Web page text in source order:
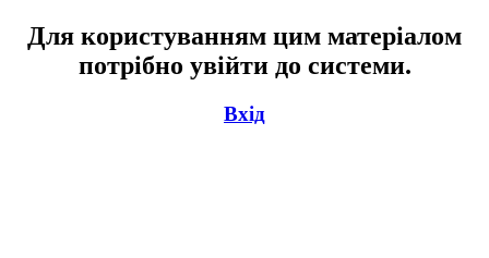
Для користуванням цим матеріалом
потрібно увійти до системи.
Вхід